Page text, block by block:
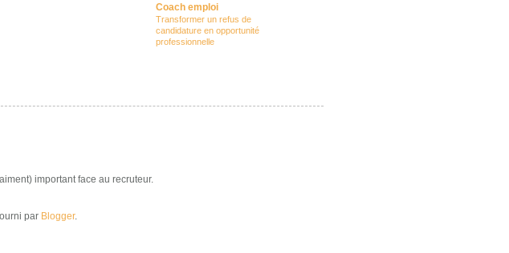
Coach emploi
Transformer un refus de
candidature en opportunité
professionnelle
important face au recruteur.
par Blogger.